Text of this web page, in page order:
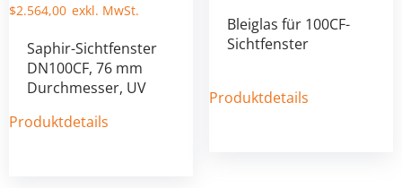
$2.564,00
Saphir-Sichtfenster
DN100CF, 76 mm
Durchmesser, UV
Produktdetails
Bleiglas für 100CF-
Sichtfenster
Produktdetails